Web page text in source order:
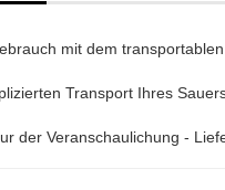
mit dem
Transport Ihres
der Veranschaulichung -